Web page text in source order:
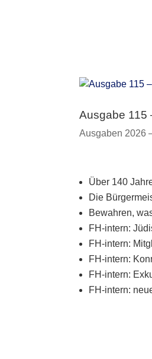
Ausgabe 115
Ausgaben 2026
Über 140
Die
Bewahren,
FH-intern:
FH-intern:
FH-intern:
FH-intern:
FH-intern: